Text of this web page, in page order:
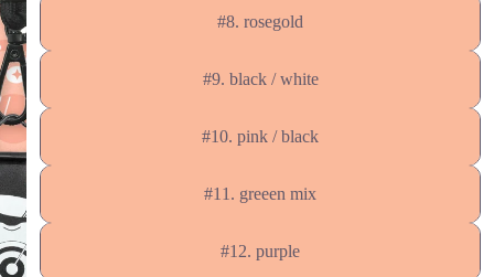
#8. rosegold
#9. black / white
#10. pink / black
#11. greeen mix
#12. purple